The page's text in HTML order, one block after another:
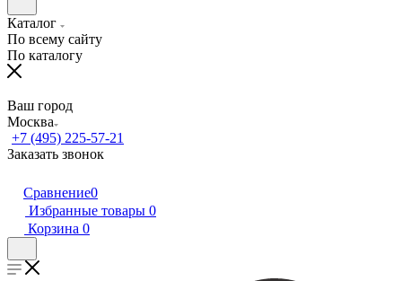
Каталог
По всему сайту
По каталогу
Ваш город
Москва
+7 (495) 225-57-21
Заказать звонок
Сравнение0
Избранные товары 0
Корзина 0